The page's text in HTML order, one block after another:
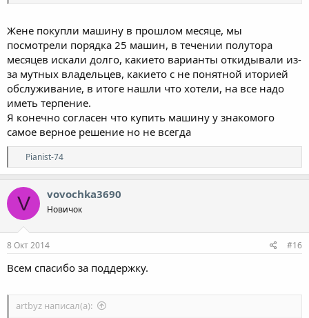
Жене покупли машину в прошлом месяце, мы
посмотрели порядка 25 машин, в течении полутора
месяцев искали долго, какието варианты откидывали из-
за мутных владельцев, какието с не понятной иторией
обслуживание, в итоге нашли что хотели, на все надо
иметь терпение.
Я конечно согласен что купить машину у знакомого
самое верное решение но не всегда
Р
е
а
к
ц
и
и
:
Pianist-74
V vovochka3690
Новичок
8 Окт 2014 #16
Всем спасибо за поддержку.
artbyz написал(а):